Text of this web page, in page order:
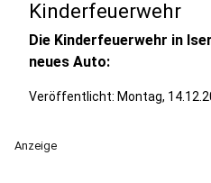
Kinderfeuerwehr
Die Kinderfeuerwehr in
neues Auto:
Veröffentlicht: Montag,
Anzeige